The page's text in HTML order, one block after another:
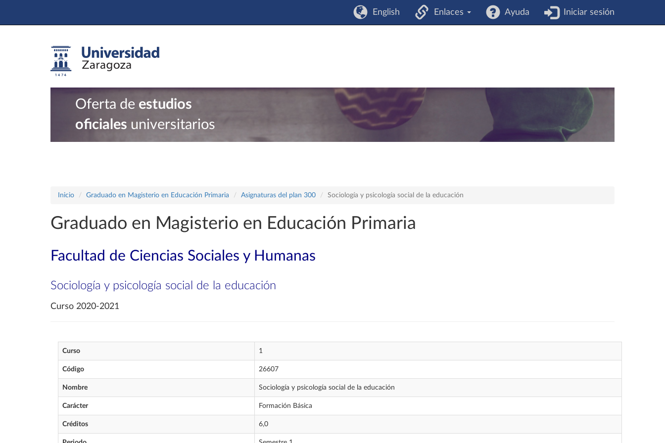
English Enlaces Ayuda Iniciar sesión
Oferta de estudios
oficiales universitarios
Inicio Graduado en Magisterio en Educación Primaria Asignaturas del plan 300 Sociología y psicología social de la educación
Graduado en Magisterio en Educación Primaria
Facultad de Ciencias Sociales y Humanas
Sociología y psicología social de la educación
Curso 2020-2021
Curso 1
Código 26607
Nombre Sociología y psicología social de la educación
Carácter Formación Básica
Créditos 6,0